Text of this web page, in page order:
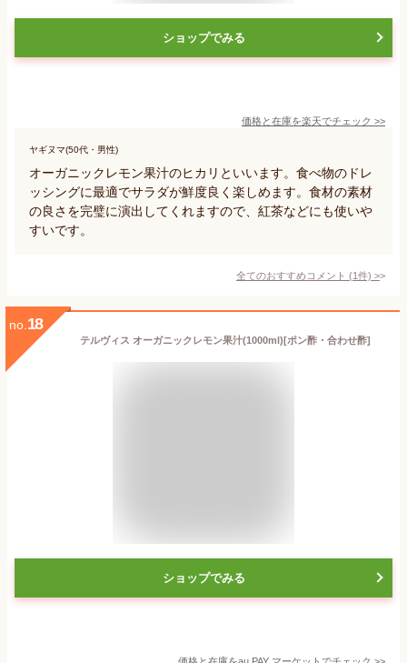
ショップでみる
価格と在庫を楽天でチェック >>
ヤギヌマ(50代・男性)
オーガニックレモン果汁のヒカリといいます。食べ物のドレ
ッシングに最適でサラダが鮮度良く楽しめます。食材の素材
の良さを完璧に演出してくれますので、紅茶などにも使いや
すいです。
全てのおすすめコメント (1件) >
no. 18
テルヴィス オーガニックレモン果汁(1000ml)[ポン酢・合わせ酢]
ショップでみる